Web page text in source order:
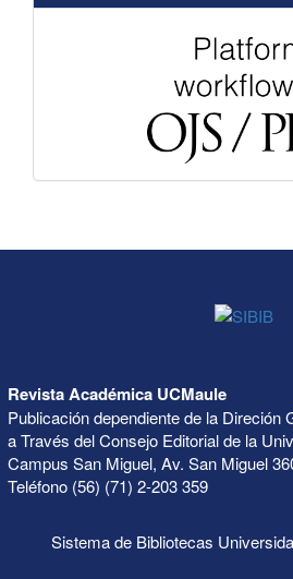
Revista Académica UCMaule
Publicación dependiente de la Direción
a Través del Consejo Editorial de la
Campus San Miguel, Av. San Miguel
Teléfono (56) (71) 2-203 359
Sistema de Bibliotecas